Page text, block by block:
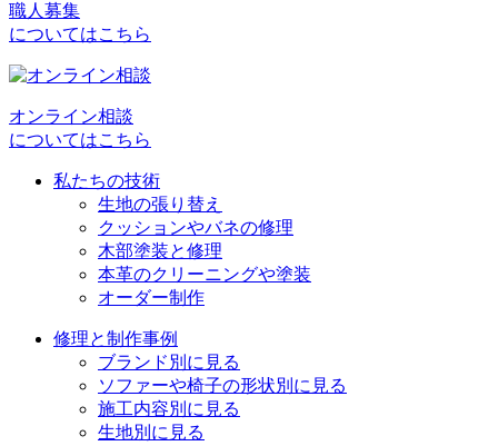
ナ
ビ
ー
職人募集
についてはこちら
オンライン相談
についてはこちら
私たちの技術
生地の張り替え
クッションやバネの修理
木部塗装と修理
本革のクリーニングや塗装
オーダー制作
修理と制作事例
ブランド別に見る
ソファーや椅子の形状別に見る
施工内容別に見る
生地別に見る